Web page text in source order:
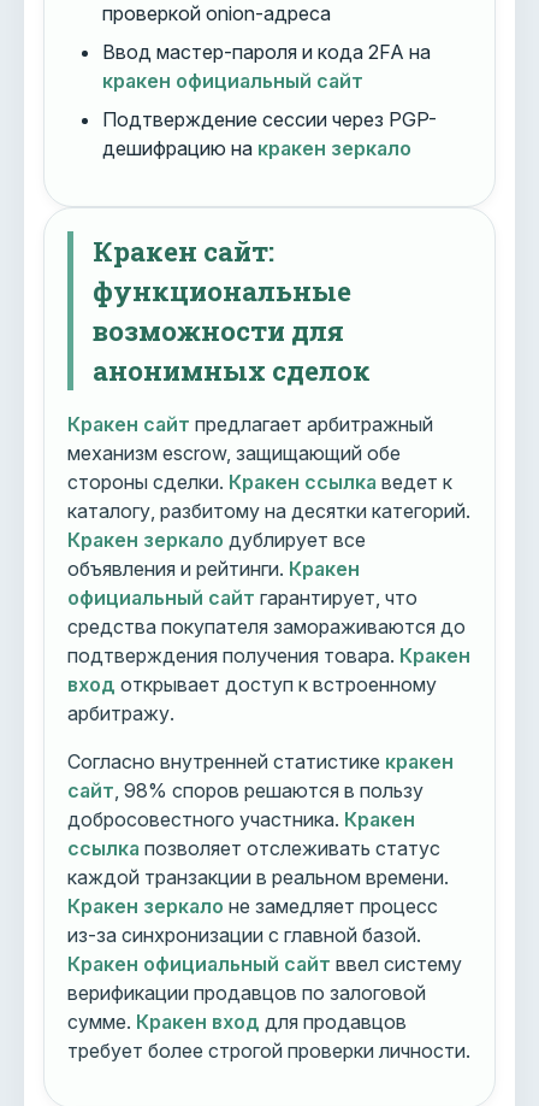
проверкой onion-адреса
Ввод мастер-пароля и кода 2FA на
кракен официальный сайт
Подтверждение сессии через PGP-
дешифрацию на кракен зеркало
Кракен сайт:
функциональные
возможности для
анонимных сделок
Кракен сайт предлагает арбитражный
механизм escrow, защищающий обе
стороны сделки. Кракен ссылка ведет к
каталогу, разбитому на десятки категорий.
Кракен зеркало дублирует все
объявления и рейтинги. Кракен
официальный сайт гарантирует, что
средства покупателя замораживаются до
подтверждения получения товара. Кракен
вход открывает доступ к встроенному
арбитражу.
Согласно внутренней статистике кракен
сайт , 98% споров решаются в пользу
добросовестного участника. Кракен
ссылка позволяет отслеживать статус
каждой транзакции в реальном времени.
Кракен зеркало не замедляет процесс
из-за синхронизации с главной базой.
Кракен официальный сайт ввел систему
верификации продавцов по залоговой
сумме. Кракен вход для продавцов
требует более строгой проверки личности.